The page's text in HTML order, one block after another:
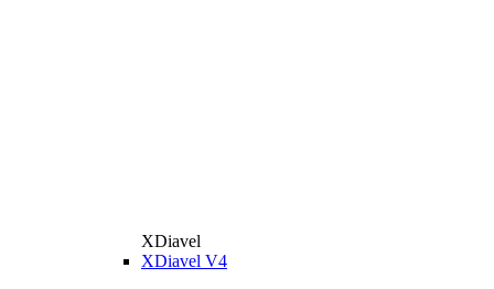
XDiavel
XDiavel V4